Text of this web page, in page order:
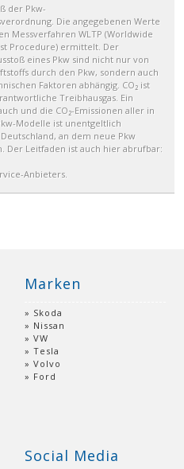
der Pkw-
Die angegebenen Werte
Messverfahren WLTP (Worldwide
Procedure) ermittelt. Der
eines Pkw sind nicht nur von
durch den Pkw, sondern auch
Faktoren abhängig. CO₂ ist
Treibhausgas. Ein
und die CO₂-Emissionen aller in
Modelle ist unentgeltlich
an dem neue Pkw
Der Leitfaden ist auch hier abrufbar:
Anbieters.
Marken
Skoda
Nissan
VW
Tesla
Volvo
Ford
Social Media